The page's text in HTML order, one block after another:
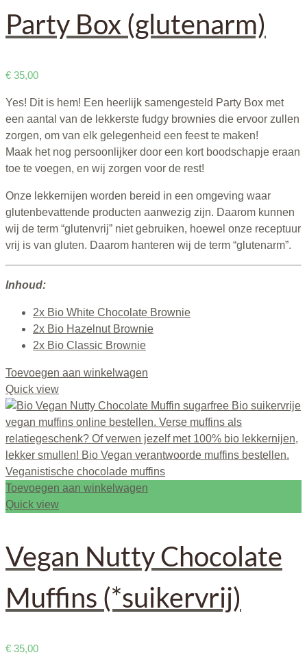
Party Box (glutenarm)
€ 35,00
Yes! Dit is hem! Een heerlijk samengesteld Party Box met
een aantal van de lekkerste fudgy brownies die ervoor zullen
zorgen, om van elk gelegenheid een feest te maken!
Maak het nog persoonlijker door een kort boodschapje eraan
toe te voegen, en wij zorgen voor de rest!
Onze lekkernijen worden bereid in een omgeving waar
glutenbevattende producten aanwezig zijn. Daarom kunnen
wij de term “glutenvrij” niet gebruiken, hoewel onze receptuur
vrij is van gluten. Daarom hanteren wij de term “glutenarm”.
Inhoud:
2x Bio White Chocolate Brownie
2x Bio Hazelnut Brownie
2x Bio Classic Brownie
Toevoegen aan winkelwagen
Quick view
Toevoegen aan winkelwagen
Quick view
Vegan Nutty Chocolate
Muffins (*suikervrij)
€ 35,00